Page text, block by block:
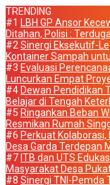
TRENDING
#1
LBH GP Ansor
Ditahan, Polisi :
#2 Sinergi Eksekutif-
Kontainer Sampah
#3 Evaluasi
Luncurkan Empat
#4 Dewan Pendidikan
Belajar di Tengah
#5 Ringankan Beban
Resmikan Rumah
#6 Perkuat
Desa Garda Terdepan
#7 ITB dan UTS
Masyarakat Desa
#8 Sinergi TNI-Pemda